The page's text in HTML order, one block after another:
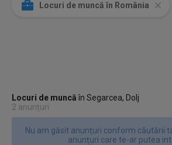
Locuri de muncă în România
Locuri de muncăîn Segarcea, Dolj
2 anunțuri
Nu am găsit anunțuri conform căutării
anunțuri care te-ar putea